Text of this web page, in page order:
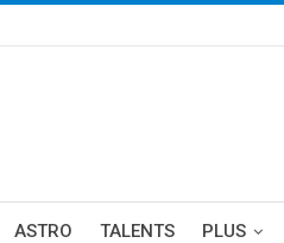
ASTRO TALENTS PLUS